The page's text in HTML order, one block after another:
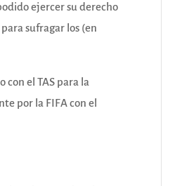
ejercer su derecho
sufragar los (en
con el TAS para la
por la FIFA con el